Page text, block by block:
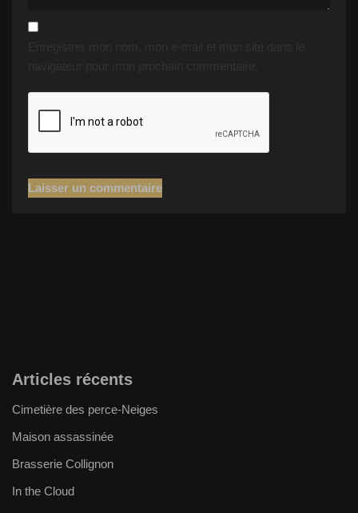
Articles récents
Cimetière des perce-Neiges
Maison assassinée
Brasserie Collignon
In the Cloud